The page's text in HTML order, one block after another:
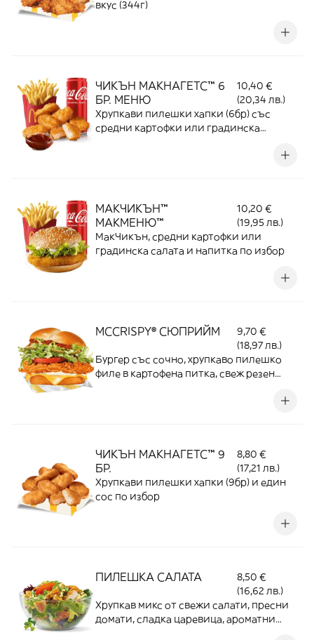
вкус (344г)
ЧИКЪН МАКНАГЕТС™ 6
БР. МЕНЮ
10,40 €
(20,34 лв.)
Хрупкави пилешки хапки (6бр) със
средни картофки или градинска
МАКЧИКЪН™
МАКМЕНЮ™
10,20 €
(19,95 лв.)
МакЧикън, средни картофки или
градинска салата и напитка по избор
MCCRISPY® СЮПРИЙМ
9,70 €
(18,97 лв.)
Бургер със сочно, хрупкаво пилешко
филе в картофена питка, свеж резен
салса сос, кисели краставички и топящ
ЧИКЪН МАКНАГЕТС™ 9
БР.
8,80 €
(17,21 лв.)
Хрупкави пилешки хапки (9бр) и един
сос по избор
ПИЛЕШКА САЛАТА
8,50 €
(16,62 лв.)
Хрупкав микс от свежи салати, пресни
домати, сладка царевица, ароматни